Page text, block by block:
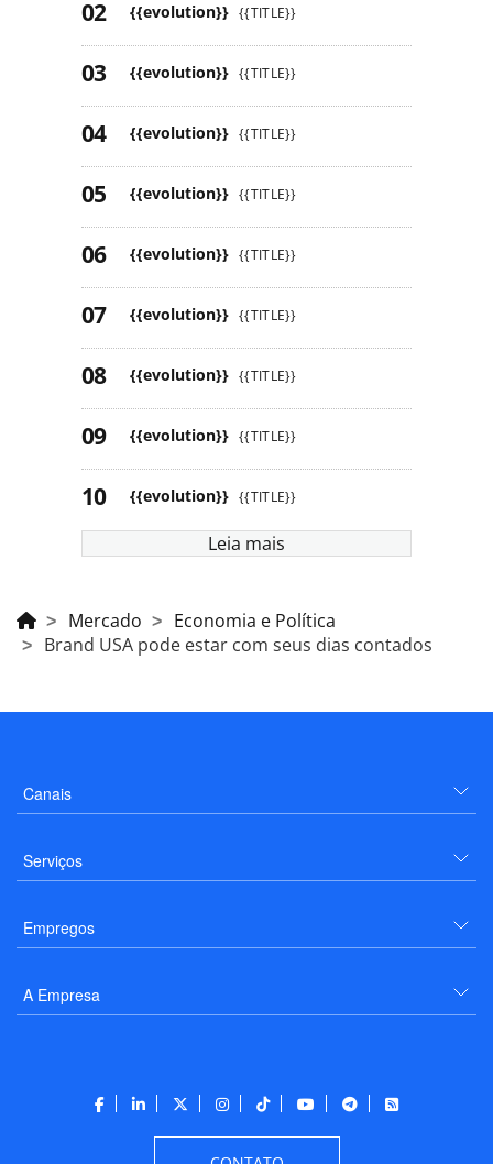
{{evolution}} {{TITLE}}
{{evolution}} {{TITLE}}
{{evolution}} {{TITLE}}
{{evolution}} {{TITLE}}
{{evolution}} {{TITLE}}
{{evolution}} {{TITLE}}
{{evolution}} {{TITLE}}
{{evolution}} {{TITLE}}
{{evolution}} {{TITLE}}
Leia mais
Mercado
Economia e Política
Brand USA pode estar com seus dias contados
Canais
Serviços
Empregos
A Empresa